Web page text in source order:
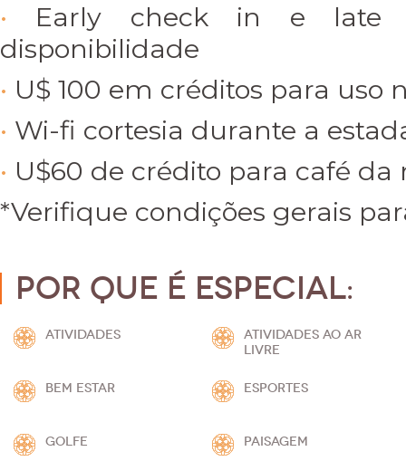
Early check in e late
disponibilidade
U$ 100 em créditos para uso
Wi-fi cortesia durante a
U$60 de crédito para café
*Verifique condições gerais
Por que é especial:
ATIVIDADES
ATIVIDADES AO AR
LIVRE
BEM ESTAR ESPORTES
GOLFE PAISAGEM